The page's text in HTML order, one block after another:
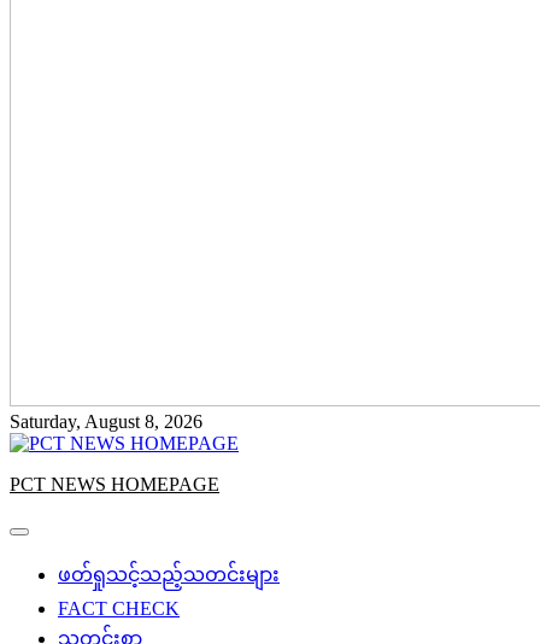
Saturday, August 8, 2026
PCT NEWS HOMEPAGE
ဖတ်ရှုသင့်သည့်သတင်းများ
FACT CHECK
သတင်းစာ